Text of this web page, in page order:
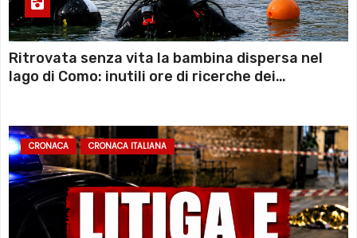
Ritrovata senza vita la bambina dispersa nel
lago di Como: inutili ore di ricerche dei
CRONACA CRONACA ITALIANA